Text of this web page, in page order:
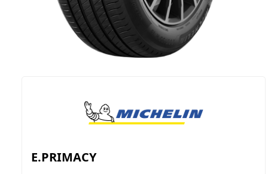
E.PRIMACY